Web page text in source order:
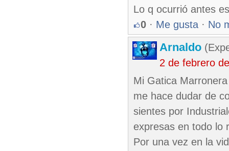
Lo q ocurrió antes
0 · Me gusta · No
Arnaldo
2 de febrero
Mi Gatica
me hace dudar de
sientes por
expresas en todo lo
Por una vez en la